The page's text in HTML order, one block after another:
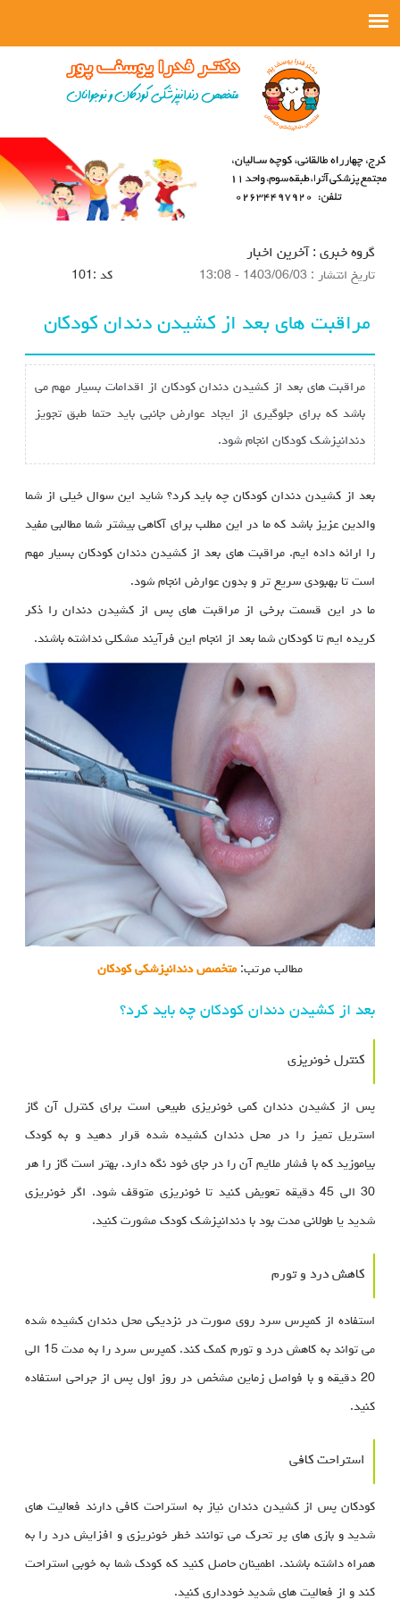
گروه خبري : آخرین اخبار
تاريخ انتشار : 1403/06/03 - 13:08 كد : 101
مراقبت های بعد از کشیدن دندان کودکان
مراقبت های بعد از کشیدن دندان کودکان از اقدامات بسیار مهم می
باشد که برای جلوگیری از ایجاد عوارض جانبی باید حتما طبق تجویز
دندانپزشک کودکان انجام شود.
بعد از کشیدن دندان کودکان چه باید کرد؟ شاید این سوال خیلی از شما
والدین عزیز باشد که ما در این مطلب برای آکاهی بیشتر شما مطالبی مفید
را ارائه داده ایم. مراقبت های بعد از کشیدن دندان کودکان بسیار مهم
است تا بهبودی سریع تر و بدون عوارض انجام شود.
ما در این قسمت برخی از مراقبت های پس از کشیدن دندان را ذکر
کریده ایم تا کودکان شما بعد از انجام این فرآیند مشکلی نداشته باشند.
مطالب مرتب:متخصص دندانپزشکی کودکان
بعد از کشیدن دندان کودکان چه باید کرد؟
کنترل خونریزی
پس از کشیدن دندان کمی خونریزی طبیعی است برای کنترل آن گاز
استریل تمیز را در محل دندان کشیده شده قرار دهید و به کودک
بیاموزید که با فشار ملایم آن را در جای خود نگه دارد. بهتر است گاز را هر
30 الی 45 دقیقه تعویض کنید تا خونریزی متوقف شود. اگر خونریزی
شدید یا طولانی مدت بود با دندانپزشک کودک مشورت کنید.
کاهش درد و تورم
استفاده از کمپرس سرد روی صورت در نزدیکی محل دندان کشیده شده
می تواند به کاهش درد و تورم کمک کند. کمپرس سرد را به مدت 15 الی
20 دقیقه و با فواصل زماین مشخص در روز اول پس از جراحی استفاده
کنید.
استراحت کافی
کودکان پس از کشیدن دندان نیاز به استراحت کافی دارند فعالیت های
شدید و بازی های پر تحرک می توانند خطر خونریزی و افزایش درد را به
همراه داشته باشند. اطمینان حاصل کنید که کودک شما به خوبی استراحت
کند و از فعالیت های شدید خودداری کنید.